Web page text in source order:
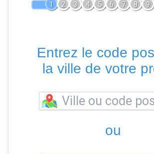
1 2 3 4 5 6 7 8 9
Entrez le code
la ville de votre
ou